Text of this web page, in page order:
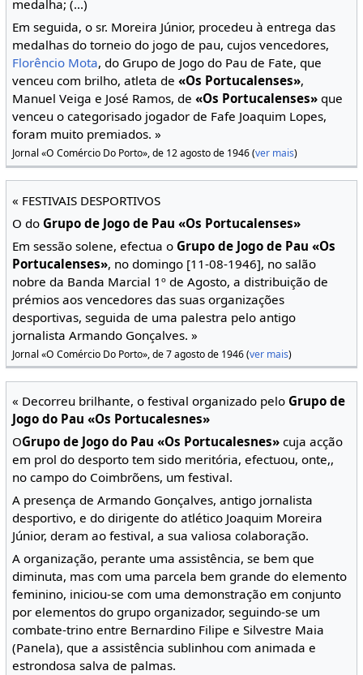
medalha; (...)
Em seguida, o sr. Moreira Júnior, procedeu à entrega das
medalhas do torneio do jogo de pau, cujos vencedores,
Florêncio Mota, do Grupo de Jogo do Pau de Fate, que
venceu com brilho, atleta de«Os Portucalenses»,
Manuel Veiga e José Ramos, de«Os Portucalenses» que
venceu o categorisado jogador de Fafe Joaquim Lopes,
foram muito premiados. »
Jornal «O Comércio Do Porto», de 12 agosto de 1946 (ver mais)
« FESTIVAIS DESPORTIVOS
O doGrupo de Jogo de Pau «Os Portucalenses»
Em sessão solene, efectua oGrupo de Jogo de Pau «Os
Portucalenses», no domingo [11-08-1946], no salão
nobre da Banda Marcial 1º de Agosto, a distribuição de
prémios aos vencedores das suas organizações
desportivas, seguida de uma palestra pelo antigo
jornalista Armando Gonçalves. »
Jornal «O Comércio Do Porto», de 7 agosto de 1946 (ver mais)
« Decorreu brilhante, o festival organizado peloGrupo de
Jogo do Pau «Os Portucalesnes»
OGrupo de Jogo do Pau «Os Portucalesnes» cuja acção
em prol do desporto tem sido meritória, efectuou, onte,,
no campo do Coimbrõens, um festival.
A presença de Armando Gonçalves, antigo jornalista
desportivo, e do dirigente do atlético Joaquim Moreira
Júnior, deram ao festival, a sua valiosa colaboração.
A organização, perante uma assistência, se bem que
diminuta, mas com uma parcela bem grande do elemento
feminino, iniciou-se com uma demonstração em conjunto
por elementos do grupo organizador, seguindo-se um
combate-trino entre Bernardino Filipe e Silvestre Maia
(Panela), que a assistência sublinhou com animada e
estrondosa salva de palmas.